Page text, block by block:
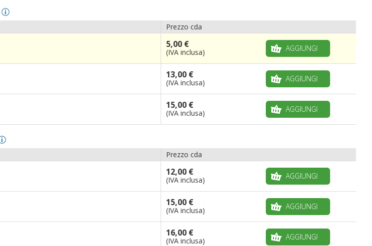
Prezzo cda
5,00 €
(IVA inclusa) AGGIUNGI
13,00 €
(IVA inclusa) AGGIUNGI
15,00 €
(IVA inclusa) AGGIUNGI
Prezzo cda
12,00 €
(IVA inclusa) AGGIUNGI
15,00 €
(IVA inclusa) AGGIUNGI
16,00 €
(IVA inclusa) AGGIUNGI